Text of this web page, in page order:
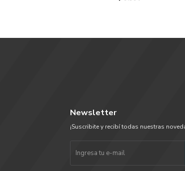
Newsletter
¡Suscribite y recibí todas nuestras